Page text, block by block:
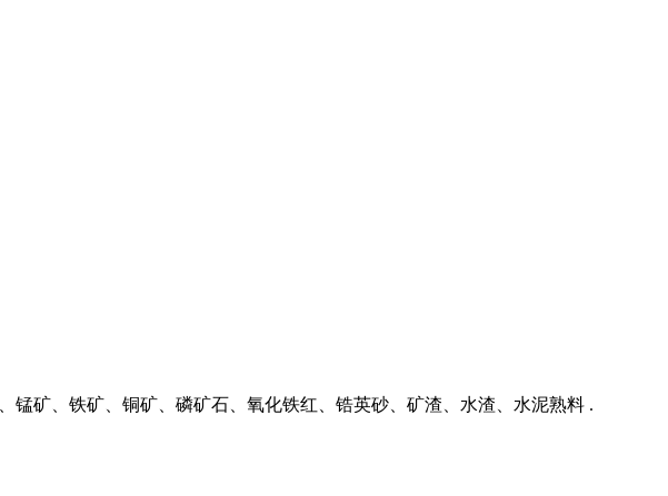
矿、铁矿、铜矿、磷矿石、氧化铁红、锆英砂、矿渣、水渣、水泥熟料 .